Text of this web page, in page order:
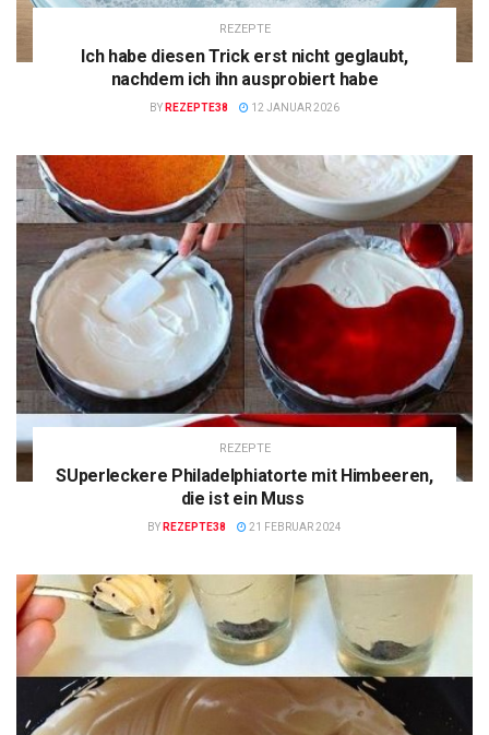
REZEPTE
Ich habe diesen Trick erst nicht geglaubt,
nachdem ich ihn ausprobiert habe
BY REZEPTE38 12 JANUAR 2026
REZEPTE
SUperleckere Philadelphiatorte mit Himbeeren,
die ist ein Muss
BY REZEPTE38 21 FEBRUAR 2024